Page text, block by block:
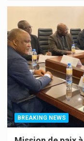
BREAKING NEWS